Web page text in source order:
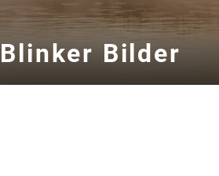
Bilder